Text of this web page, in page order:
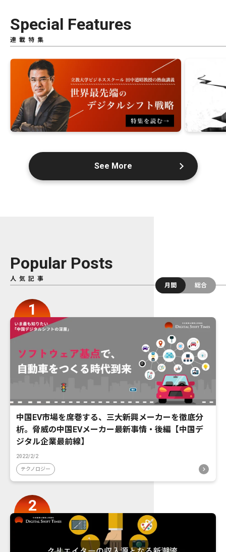
Special Features
連載特集
See More
Popular Posts
人気記事
月間
総合
中国EV市場を席巻する、三大新興メーカーを徹底分
析。脅威の中国EVメーカー最新事情・後編【中国デ
ジタル企業最前線】
2022/2/2
テクノロジー